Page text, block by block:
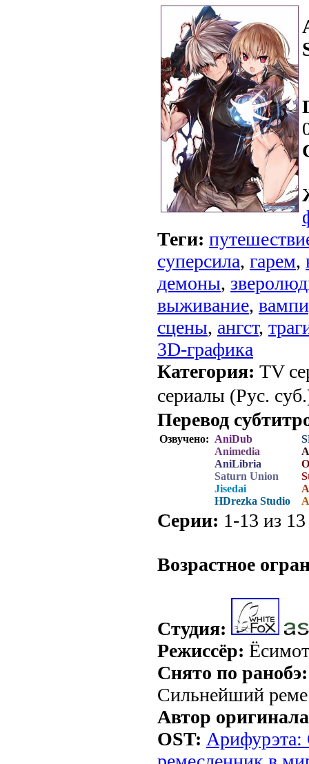
Теги:
суперсила, гарем,
демоны,
выживание,
сцены, ангст,
3D-графика
Категория: TV
сериалы (Рус.
Перевод
Озвучено: AniDub
Animedia
AniLibria
Saturn Union
Jisedai
HDrezka Studio
Серии: 1-13 из
Возрастное
Студия:
Режиссёр:
Снято по ранобэ:
Сильнейший
Автор
OST: